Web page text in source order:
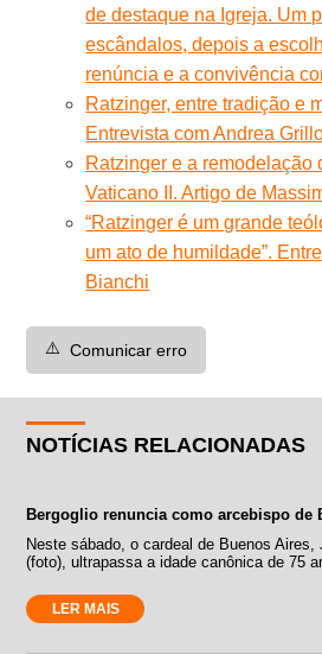
de destaque na Igreja. Um
escândalos, depois a
renúncia e a convivência
Ratzinger, entre tradição e
Entrevista com Andrea
Ratzinger e a remodelação
Vaticano II. Artigo de
“Ratzinger é um grande
um ato de humildade”.
Bianchi
⚠️ Comunicar erro
NOTÍCIAS RELACIONADAS
Bergoglio renuncia como arcebispo de
Neste sábado, o cardeal de Buenos Aires,
(foto), ultrapassa a idade canônica de 75
LER MAIS